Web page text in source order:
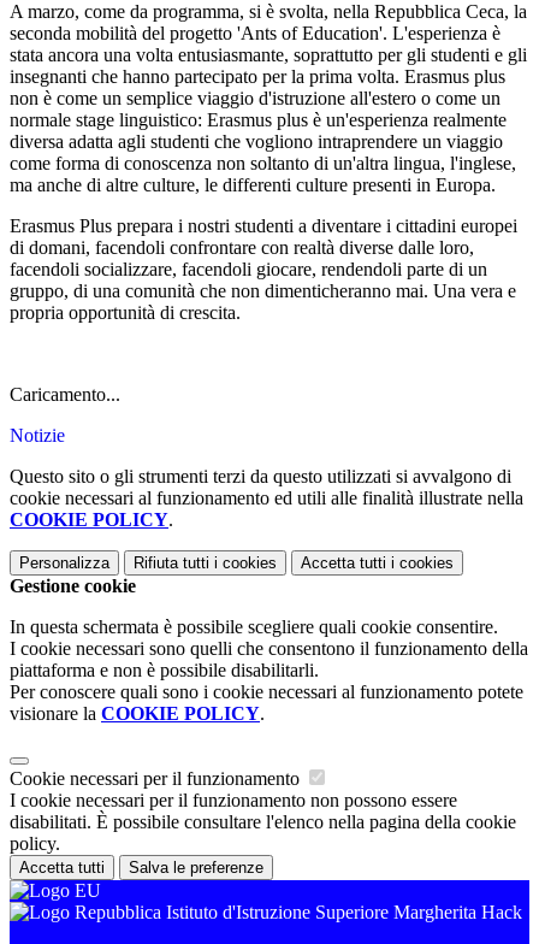
A marzo, come da programma, si è svolta, nella Repubblica Ceca, la
seconda mobilità del progetto 'Ants of Education'. L'esperienza è
stata ancora una volta entusiasmante, soprattutto per gli studenti e gli
insegnanti che hanno partecipato per la prima volta. Erasmus plus
non è come un semplice viaggio d'istruzione all'estero o come un
normale stage linguistico: Erasmus plus è un'esperienza realmente
diversa adatta agli studenti che vogliono intraprendere un viaggio
come forma di conoscenza non soltanto di un'altra lingua, l'inglese,
ma anche di altre culture, le differenti culture presenti in Europa.
Erasmus Plus prepara i nostri studenti a diventare i cittadini europei
di domani, facendoli confrontare con realtà diverse dalle loro,
facendoli socializzare, facendoli giocare, rendendoli parte di un
gruppo, di una comunità che non dimenticheranno mai. Una vera e
propria opportunità di crescita.
Caricamento...
Notizie
Questo sito o gli strumenti terzi da questo utilizzati si avvalgono di
cookie necessari al funzionamento ed utili alle finalità illustrate nella
COOKIE POLICY.
Personalizza Rifiuta tutti i cookies Accetta tutti i cookies
Gestione cookie
In questa schermata è possibile scegliere quali cookie consentire.
I cookie necessari sono quelli che consentono il funzionamento della
piattaforma e non è possibile disabilitarli.
Per conoscere quali sono i cookie necessari al funzionamento potete
visionare la COOKIE POLICY.
Cookie necessari per il funzionamento
I cookie necessari per il funzionamento non possono essere
disabilitati. È possibile consultare l'elenco nella pagina della cookie
policy.
Accetta tutti Salva le preferenze
Istituto d'Istruzione Superiore Margherita Hack